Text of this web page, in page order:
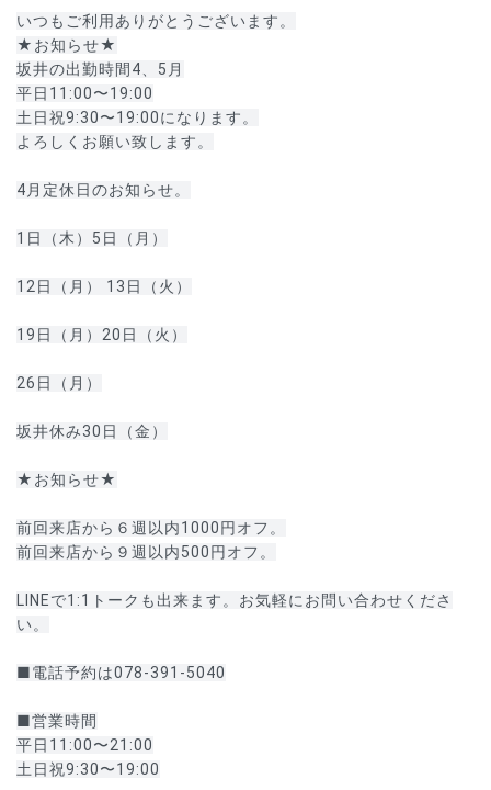
いつもご利用ありがとうございます。
★お知らせ★
坂井の出勤時間4、5月
平日11:00〜19:00
土日祝9:30〜19:00になります。
よろしくお願い致します。
4月定休日のお知らせ。
1日（木）5日（月）
12日（月） 13日（火）
19日（月）20日（火）
26日（月）
坂井休み30日（金）
★お知らせ★
前回来店から６週以内1000円オフ。
前回来店から９週以内500円オフ。
LINEで1:1トークも出来ます。お気軽にお問い合わせくださ
い。
■電話予約は078-391-5040
■営業時間
平日11:00〜21:00
土日祝9:30〜19:00